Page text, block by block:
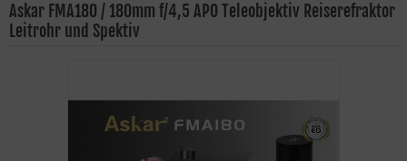
Askar FMA180 / 180mm f/4,5 APO Teleobjektiv Reiserefraktor
Leitrohr und Spektiv